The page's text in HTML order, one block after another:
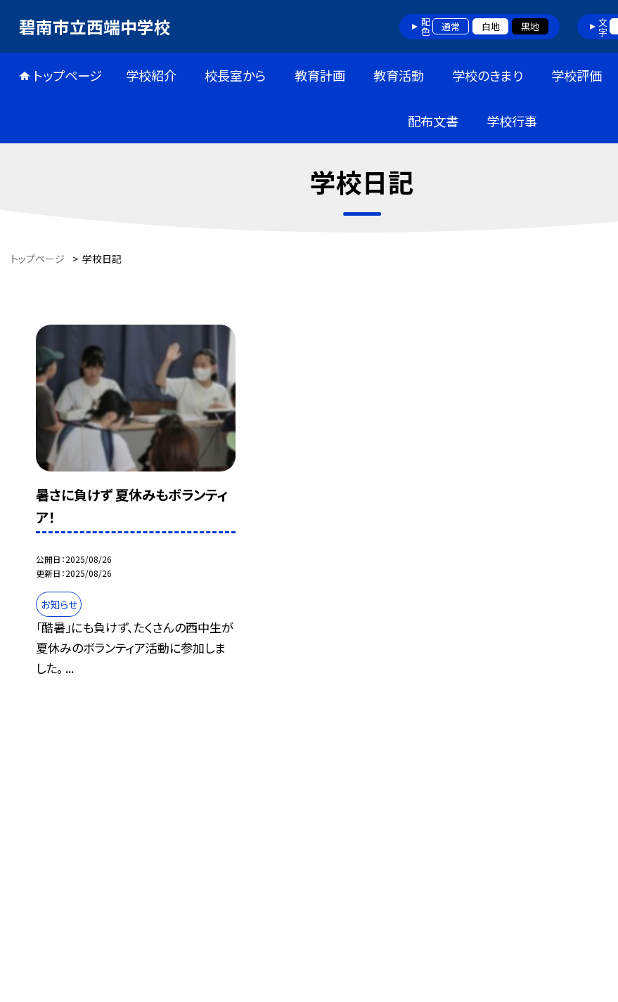
碧南市立西端中学校 配色 通常 白地 黒地 文字
トップページ 学校紹介 校長室から 教育計画 教育活動 学校のきまり 学校評価
配布文書 学校行事
学校日記
トップページ > 学校日記
暑さに負けず 夏休みもボランティ
ア！
公開日 2025/08/26
更新日 2025/08/26
お知らせ
「酷暑」にも負けず、たくさんの西中生が
夏休みのボランティア活動に参加しま
した。 ...